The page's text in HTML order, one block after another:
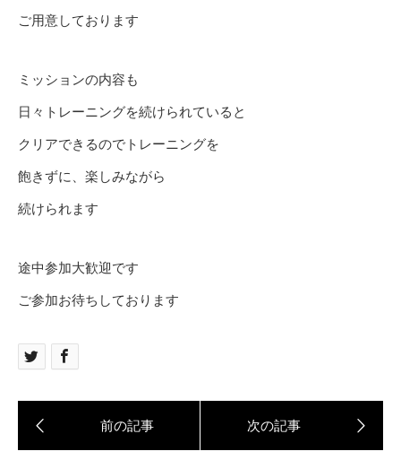
ご用意しております
ミッションの内容も
日々トレーニングを続けられていると
クリアできるのでトレーニングを
飽きずに、楽しみながら
続けられます
途中参加大歓迎です
ご参加お待ちしております